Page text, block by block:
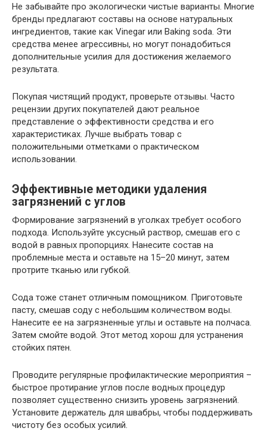
Не забывайте про экологически чистые варианты. Многие
бренды предлагают составы на основе натуральных
ингредиентов, такие как Vinegar или Baking soda. Эти
средства менее агрессивны, но могут понадобиться
дополнительные усилия для достижения желаемого
результата.
Покупая чистящий продукт, проверьте отзывы. Часто
рецензии других покупателей дают реальное
представление о эффективности средства и его
характеристиках. Лучше выбрать товар с
положительными отметками о практическом
использовании.
Эффективные методики удаления
загрязнений с углов
Формирование загрязнений в уголках требует особого
подхода. Используйте уксусный раствор, смешав его с
водой в равных пропорциях. Нанесите состав на
проблемные места и оставьте на 15–20 минут, затем
протрите тканью или губкой.
Сода тоже станет отличным помощником. Приготовьте
пасту, смешав соду с небольшим количеством воды.
Нанесите ее на загрязненные углы и оставьте на полчаса.
Затем смойте водой. Этот метод хорош для устранения
стойких пятен.
Проводите регулярные профилактические мероприятия –
быстрое протирание углов после водных процедур
позволяет существенно снизить уровень загрязнений.
Установите держатель для швабры, чтобы поддерживать
чистоту без особых усилий.